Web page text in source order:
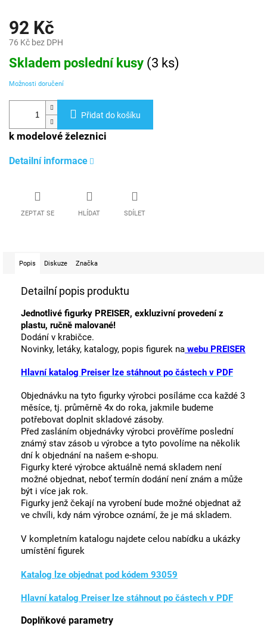
92 Kč
76 Kč bez DPH
Měrná
cena:
Skladem poslední kusy (3 ks)
Možnosti doručení
Přidat do košíku
k modelové železnici
Detailní informace
ZEPTAT SE HLÍDAT SDÍLET
Popis Diskuze Značka
Detailní popis produktu
Jednotlivé figurky PREISER, exkluzivní provedení z
plastu, ručně malované!
Dodání v krabičce.
Novinky, letáky, katalogy, popis figurek na webu PREISER
Hlavní katalog Preiser lze stáhnout po částech v PDF
Objednávku na tyto figurky výrobci posíláme cca každé 3
měsíce, tj. průměrně 4x do roka, jakmile budeme
potřebovat doplnit skladové zásoby.
Před zasláním objednávky výrobci prověříme poslední
známý stav zásob u výrobce a tyto povolíme na několik
dní k objednání na našem e-shopu.
Figurky které výrobce aktuálně nemá skladem není
možné objednat, neboť termín dodání není znám a může
být i více jak rok.
Figurky jenž čekají na vyrobení bude možné objednat až
ve chvíli, kdy nám výrobce oznámí, že je má skladem.
V kompletním katalogu najdete celou nabídku a ukázky
umístění figurek
Katalog lze objednat pod kódem 93059
Hlavní katalog Preiser lze stáhnout po částech v PDF
Doplňkové parametry